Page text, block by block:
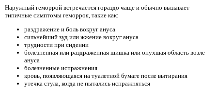
Наружный геморрой встречается гораздо чаще и обычно вызывает
типичные симптомы геморроя, такие как:
раздражение и боль вокруг ануса
сильнейший зуд или жжение вокруг ануса
трудности при сидении
болезненная или раздраженная шишка или опухшая область возле
ануса
болезненные испражнения
кровь, появляющаяся на туалетной бумаге после вытирания
утечка стула, когда не пытались испражняться